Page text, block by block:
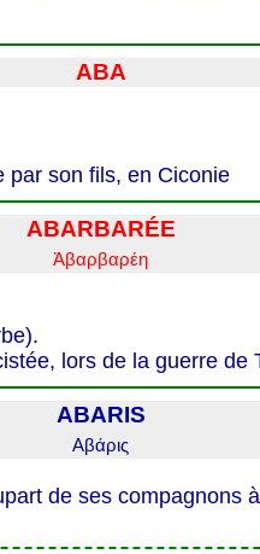
ABA
par son fils, en Ciconie
ABARBARÉE
Ἀβαρβαρέη
lors de la guerre de
ABARIS
Αβάρις
de ses compagnons